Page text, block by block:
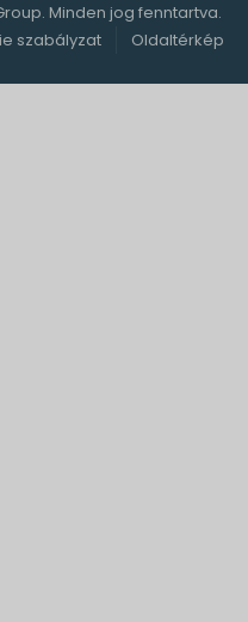
Minden jog fenntartva.
szabályzat Oldaltérkép